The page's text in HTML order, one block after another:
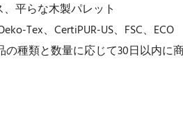
平らな木製パレット
Tex、CertiPUR-US、FSC、ECO
種類と数量に応じて30日以内に